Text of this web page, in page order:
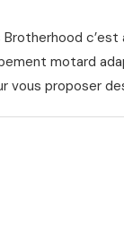
Brotherhood
motard
vous proposer